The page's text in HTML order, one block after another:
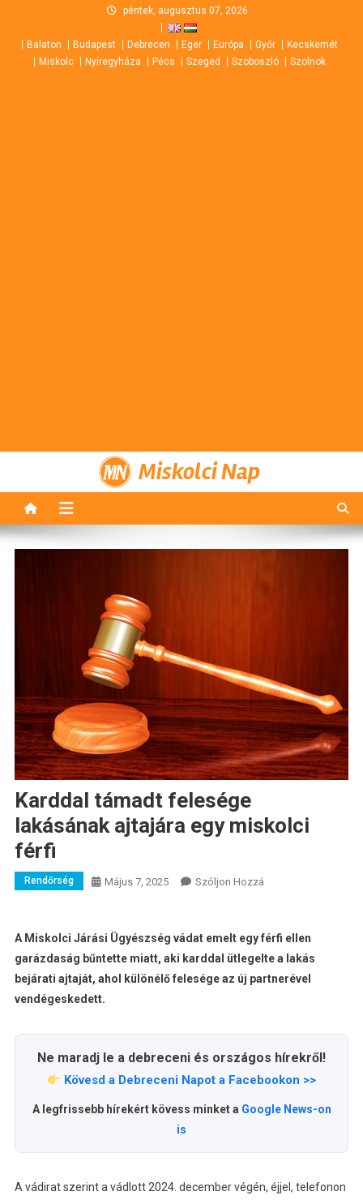
content
péntek, augusztus 07, 2026
Balaton Budapest Debrecen Eger Európa Győr
Kecskemét
Miskolc
Nyíregyháza Pécs Szeged Szoboszló Szolnok
Miskolci Nap
Karddal támadt felesége
lakásának ajtajára egy miskolci
férfi
Rendőrség Május 7, 2025 Szóljon HozzáA
Felesége
Lakásának
Ajtajára
A Miskolci Járási Ügyészség vádat emelt egy férfi ellen
garázdaság bűntette miatt, aki karddal ütlegelte a lakás
bejárati ajtaját, ahol különélő felesége az új partnerével
vendégeskedett.
Ne maradj le a debreceni és országos hírekről!
Kövesd a Debreceni Napot a Facebookon >>
A legfrissebb hírekért kövess minket a Google News-on
is
A vádirat szerint a vádlott 2024. december végén, éjjel, telefonon